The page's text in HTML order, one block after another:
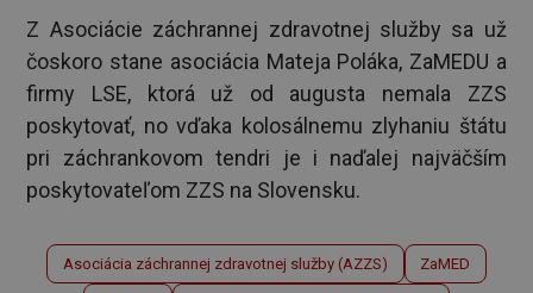
Z Asociácie záchrannej zdravotnej služby sa už
čoskoro stane asociácia Mateja Poláka, ZaMEDU a
firmy LSE, ktorá už od augusta nemala ZZS
poskytovať, no vďaka kolosálnemu zlyhaniu štátu
pri záchrankovom tendri je i naďalej najväčším
poskytovateľom ZZS na Slovensku.
Asociácia záchrannej zdravotnej služby (AZZS) ZaMED